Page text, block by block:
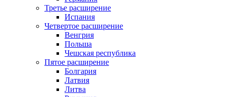
Третье расширение
Испания
Четвертое расширение
Венгрия
Польша
Чешская республика
Пятое расширение
Болгария
Латвия
Литва